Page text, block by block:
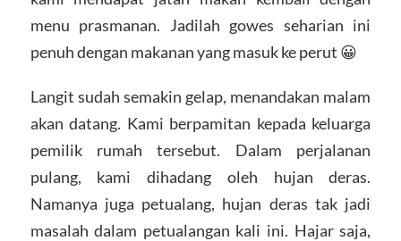
menu prasmanan. Jadilah gowes seharian ini
penuh dengan makanan yang masuk ke perut 😀
Langit sudah semakin gelap, menandakan malam
akan datang. Kami berpamitan kepada keluarga
pemilik rumah tersebut. Dalam perjalanan
pulang, kami dihadang oleh hujan deras.
Namanya juga petualang, hujan deras tak jadi
masalah dalam petualangan kali ini. Hajar saja,